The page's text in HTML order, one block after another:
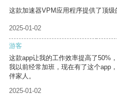
这款加速器VPM应用程序提供了顶级
2025-01-02
游客
这款app让我的工作效率提高了50%
我以前经常加班，现在有了这个app
伴家人。
2025-01-02